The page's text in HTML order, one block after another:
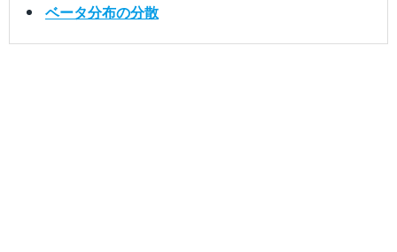
ベータ分布の分散